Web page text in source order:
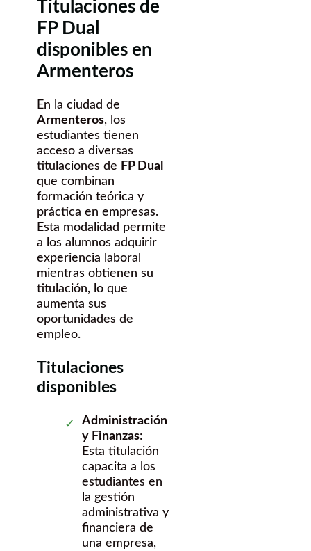
Titulaciones de
FP Dual
disponibles en
Armenteros
En la ciudad de
Armenteros, los
estudiantes tienen
acceso a diversas
titulaciones de FP Dual
que combinan
formación teórica y
práctica en empresas.
Esta modalidad permite
a los alumnos adquirir
experiencia laboral
mientras obtienen su
titulación, lo que
aumenta sus
oportunidades de
empleo.
Titulaciones
disponibles
Administración
y Finanzas:
Esta titulación
capacita a los
estudiantes en
la gestión
administrativa y
financiera de
una empresa,